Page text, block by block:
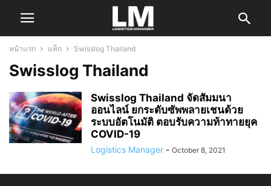
หน้าแรก แท็ก Swisslog Thailand
Swisslog Thailand
Swisslog Thailand จัดสัมมนา
ออนไลน์ ยกระดับซัพพลายเชนด้วย
ระบบอัตโนมัติ ตอบรับความท้าทายยุค
COVID-19
Logistics Manager - October 8, 2021